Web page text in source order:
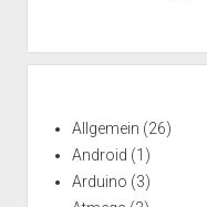
Allgemein (26)
Android (1)
Arduino (3)